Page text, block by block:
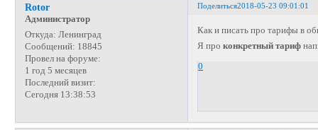
Поделиться2018-05-23 09:01:01
Rotor
Администратор
Откуда: Ленинград
Сообщений: 18845
Провел на форуме:
1 год 5 месяцев
Последний визит:
Сегодня 13:38:53
Как и писать про тарифы в
Я проконкретный тариф
0